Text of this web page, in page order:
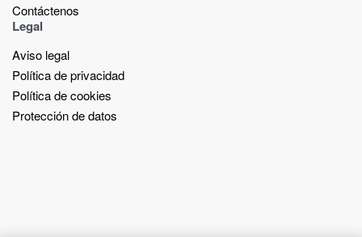
Contáctenos
Legal
Aviso legal
Política de privacidad
Política de cookies
Protección de datos